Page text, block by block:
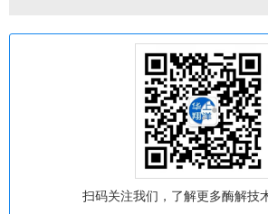
扫码关注我们，了解更多酶解技